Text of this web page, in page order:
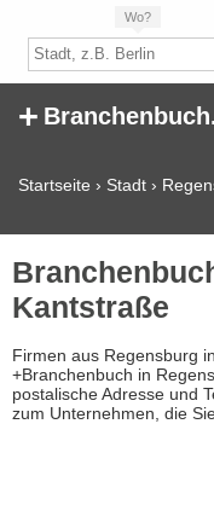
Wo?
+
Startseite › Stadt ›
Kantstraße
Firmen aus Regensburg
+Branchenbuch in
postalische Adresse und
zum Unternehmen, die